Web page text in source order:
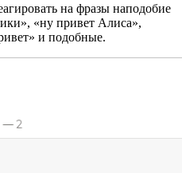
на фразы наподобие
«ну привет Алиса»,
и подобные.